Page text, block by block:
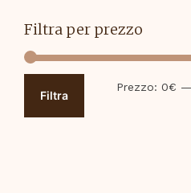
Filtra per prezzo
Filtra
Prezzo: 0€ —